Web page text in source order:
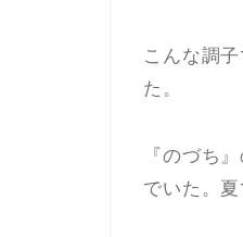
こんな調
た。
『のづち
でいた。